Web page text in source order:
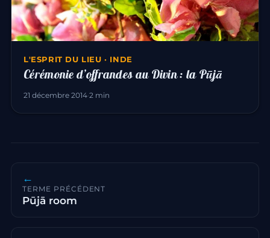
L'ESPRIT DU LIEU · INDE
Cérémonie d’offrandes au Divin : la Pūjā
21 décembre 2014·2 min
←
TERME PRÉCÉDENT
Pūjā room